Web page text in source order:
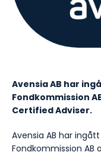
Avensia AB har
Fondkommission
Certified Adviser.
Avensia AB har
Fondkommission